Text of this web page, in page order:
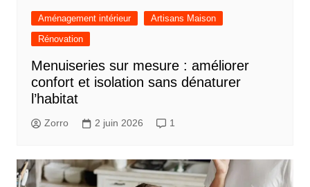
Aménagement intérieur
Artisans Maison
Rénovation
Menuiseries sur mesure : améliorer
confort et isolation sans dénaturer
l’habitat
Zorro 2 juin 2026 1